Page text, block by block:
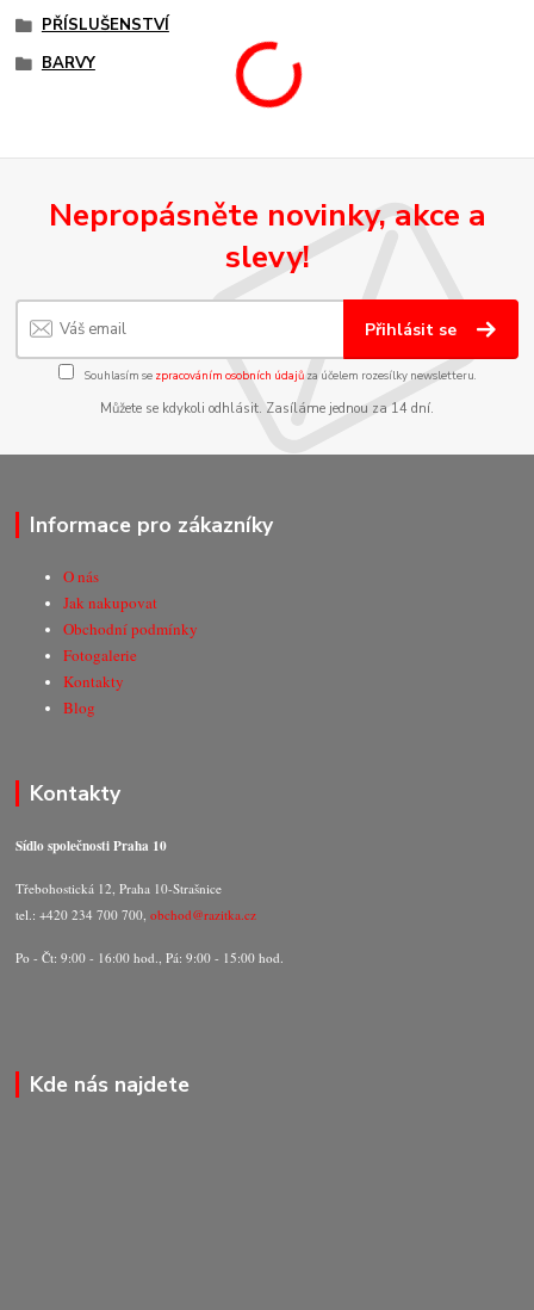
PŘÍSLUŠENSTVÍ
BARVY
Nepropásněte novinky, akce a
slevy!
Přihlásit se
Souhlasím se zpracováním osobních údajůza účelem rozesílky newsletteru.
Můžete se kdykoli odhlásit. Zasíláme jednou za 14 dní.
Informace pro zákazníky
O nás
Jak nakupovat
Obchodní podmínky
Fotogalerie
Kontakty
Blog
Kontakty
Sídlo společnosti Praha 10
Třebohostická 12, Praha 10-Strašnice
tel.: +420 234 700 700,obchod@razitka.cz
Po - Čt: 9:00 - 16:00 hod., Pá: 9:00 - 15:00 hod.
Kde nás najdete